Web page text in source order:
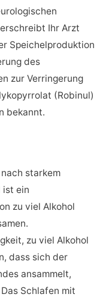
Ihr Arzt
Speichelproduktion
des
zur Verringerung
(Robinul)
bekannt.
starkem
ist ein
zu viel Alkohol
zu viel Alkohol
dass sich der
ansammelt,
Schlafen mit